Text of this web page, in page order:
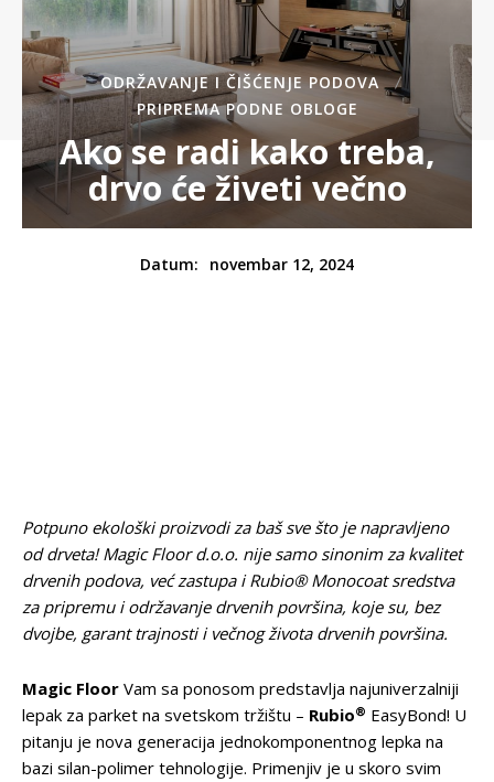
ODRŽAVANJE I ČIŠĆENJE PODOVA
PRIPREMA PODNE OBLOGE
Ako se radi kako treba,
drvo će živeti večno
Datum: novembar 12, 2024
Potpuno ekološki proizvodi za baš sve što je napravljeno
od drveta! Magic Floor d.o.o. nije samo sinonim za kvalitet
drvenih podova, već zastupa i Rubio® Monocoat sredstva
za pripremu i održavanje drvenih površina, koje su, bez
dvojbe, garant trajnosti i večnog života drvenih površina.
Magic Floor Vam sa ponosom predstavlja najuniverzalniji
lepak za parket na svetskom tržištu – Rubio® EasyBond! U
pitanju je nova generacija jednokomponentnog lepka na
bazi silan-polimer tehnologije. Primenjiv je u skoro svim